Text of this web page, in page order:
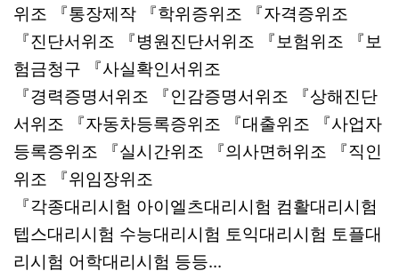
위조 『통장제작 『학위증위조 『자격증위조
『진단서위조 『병원진단서위조 『보험위조 『보
험금청구 『사실확인서위조
『경력증명서위조 『인감증명서위조 『상해진단
서위조 『자동차등록증위조 『대출위조 『사업자
등록증위조 『실시간위조 『의사면허위조 『직인
위조 『위임장위조
『각종대리시험 아이엘츠대리시험 컴활대리시험
텝스대리시험 수능대리시험 토익대리시험 토플대
리시험 어학대리시험 등등...